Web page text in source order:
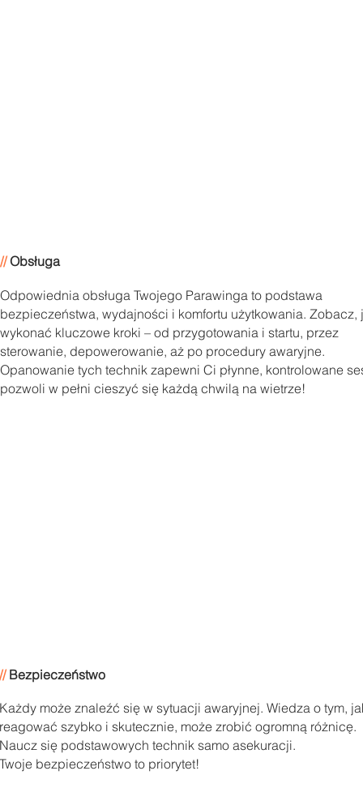
//Obsługa
Odpowiednia obsługa Twojego Parawinga to podstawa
bezpieczeństwa, wydajności i komfortu użytkowania. Zobacz,
wykonać kluczowe kroki – od przygotowania i startu, przez
sterowanie, depowerowanie, aż po procedury awaryjne.
Opanowanie tych technik zapewni Ci płynne, kontrolowane
pozwoli w pełni cieszyć się każdą chwilą na wietrze!
//Bezpieczeństwo
Każdy może znaleźć się w sytuacji awaryjnej. Wiedza o tym,
reagować szybko i skutecznie, może zrobić ogromną różnicę.
Naucz się podstawowych technik samo asekuracji.
Twoje bezpieczeństwo to priorytet!